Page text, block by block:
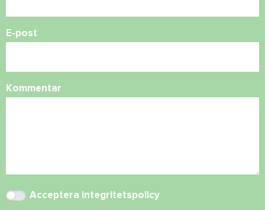
E-post
Kommentar
Acceptera integritetspolicy